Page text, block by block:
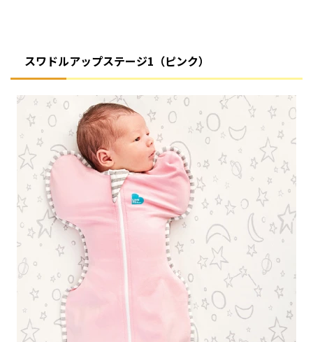
スワドルアップステージ1（ピンク）